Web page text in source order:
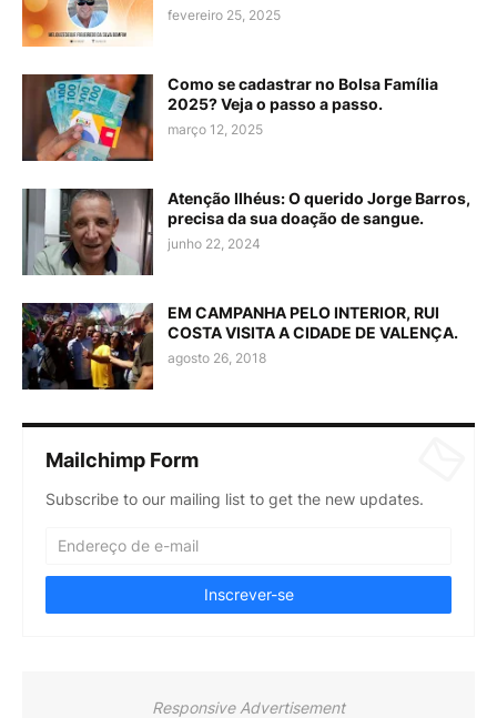
fevereiro 25, 2025
Como se cadastrar no Bolsa Família
2025? Veja o passo a passo.
março 12, 2025
Atenção Ilhéus: O querido Jorge Barros,
precisa da sua doação de sangue.
junho 22, 2024
EM CAMPANHA PELO INTERIOR, RUI
COSTA VISITA A CIDADE DE VALENÇA.
agosto 26, 2018
Mailchimp Form
Subscribe to our mailing list to get the new updates.
Responsive Advertisement